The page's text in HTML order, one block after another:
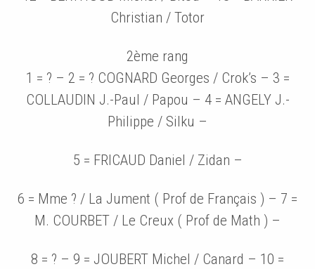
Christian / Totor
2ème rang
1 = ? – 2 = ? COGNARD Georges / Crok’s – 3 =
COLLAUDIN J.-Paul / Papou – 4 = ANGELY J.-
Philippe / Silku –
5 = FRICAUD Daniel / Zidan –
6 = Mme ? / La Jument ( Prof de Français ) – 7 =
M. COURBET / Le Creux ( Prof de Math ) –
8 = ? – 9 = JOUBERT Michel / Canard – 10 =